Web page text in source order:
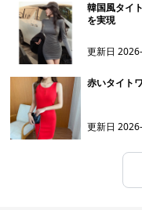
韓国風タイ
を実現
更新日
赤いタイト
更新日